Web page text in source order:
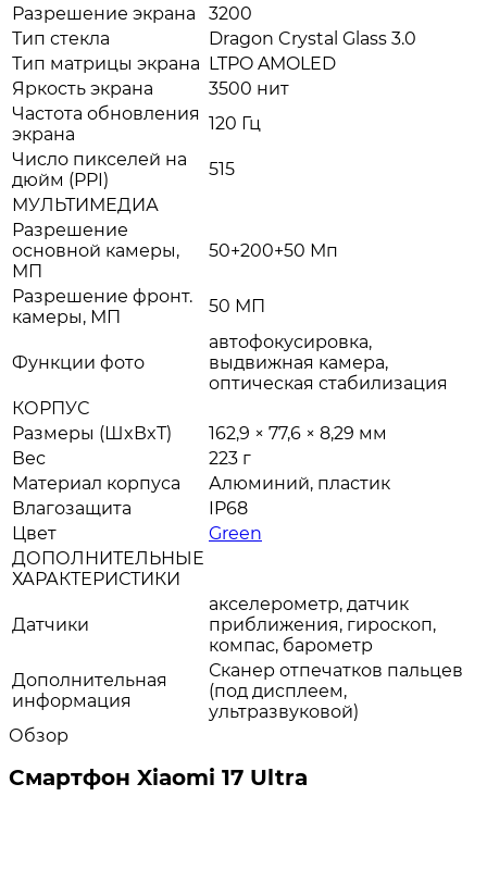
Разрешение экрана
3200
Тип стекла
Dragon Crystal Glass 3.0
Тип матрицы экрана LTPO AMOLED
Яркость экрана
3500 нит
Частота обновления
экрана
120 Гц
Число пикселей на
дюйм (PPI)
515
МУЛЬТИМЕДИА
Разрешение
основной камеры,
МП
50+200+50 Мп
Разрешение фронт.
камеры, МП
50 МП
Функции фото
автофокусировка,
выдвижная камера,
оптическая стабилизация
КОРПУС
Размеры (ШxВxТ)
162,9 × 77,6 × 8,29 мм
Вес
223 г
Материал корпуса
Алюминий, пластик
Влагозащита
IP68
Цвет
Green
ДОПОЛНИТЕЛЬНЫЕ
ХАРАКТЕРИСТИКИ
Датчики
акселерометр, датчик
приближения, гироскоп,
компас, барометр
Дополнительная
информация
Сканер отпечатков пальцев
(под дисплеем,
ультразвуковой)
Обзор
Смартфон Xiaomi 17 Ultra